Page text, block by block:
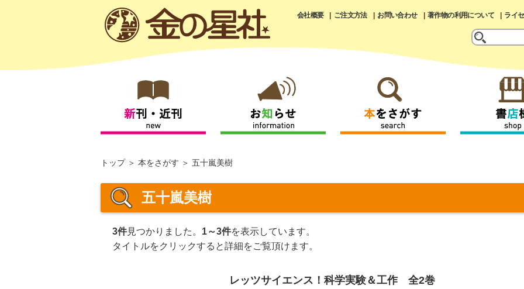
会社概要 ご注文方法 お問い合わせ 著作物の利用について ライ
トップ 本をさがす 五十嵐美樹
五十嵐美樹
3件見つかりました。 1～3件を表示しています。
タイトルをクリックすると詳細をご覧頂けます。
レッツサイエンス！科学実験＆工作 全2巻